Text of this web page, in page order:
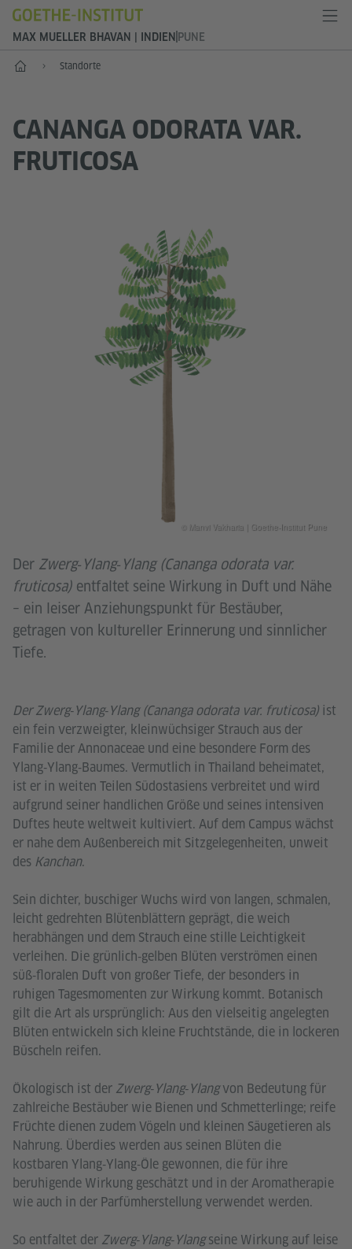
MAX MUELLER BHAVAN | INDIEN PUNE
Start Standorte
CANANGA ODORATA VAR.
FRUTICOSA
Der Zwerg‑Ylang‑Ylang (Cananga odorata var.
fruticosa) entfaltet seine Wirkung in Duft und Nähe
– ein leiser Anziehungspunkt für Bestäuber,
getragen von kultureller Erinnerung und sinnlicher
Tiefe.
© Manvi Vakharia | Goethe-Institut Pune
Der Zwerg‑Ylang‑Ylang (Cananga odorata var. fruticosa) ist
ein fein verzweigter, kleinwüchsiger Strauch aus der
Familie der Annonaceae und eine besondere Form des
Ylang‑Ylang‑Baumes. Vermutlich in Thailand beheimatet,
ist er in weiten Teilen Südostasiens verbreitet und wird
aufgrund seiner handlichen Größe und seines intensiven
Duftes heute weltweit kultiviert. Auf dem Campus wächst
er nahe dem Außenbereich mit Sitzgelegenheiten, unweit
des Kanchan.
Sein dichter, buschiger Wuchs wird von langen, schmalen,
leicht gedrehten Blütenblättern geprägt, die weich
herabhängen und dem Strauch eine stille Leichtigkeit
verleihen. Die grünlich‑gelben Blüten verströmen einen
süß‑floralen Duft von großer Tiefe, der besonders in
ruhigen Tagesmomenten zur Wirkung kommt. Botanisch
gilt die Art als ursprünglich: Aus den vielseitig angelegten
Blüten entwickeln sich kleine Fruchtstände, die in lockeren
Büscheln reifen.
Ökologisch ist der Zwerg‑Ylang‑Ylangvon Bedeutung für
zahlreiche Bestäuber wie Bienen und Schmetterlinge; reife
Früchte dienen zudem Vögeln und kleinen Säugetieren als
Nahrung. Überdies werden aus seinen Blüten die
kostbaren Ylang‑Ylang‑Öle gewonnen, die für ihre
beruhigende Wirkung geschätzt und in der Aromatherapie
wie auch in der Parfümherstellung verwendet werden.
So entfaltet der Zwerg‑Ylang‑Ylangseine Wirkung auf leise